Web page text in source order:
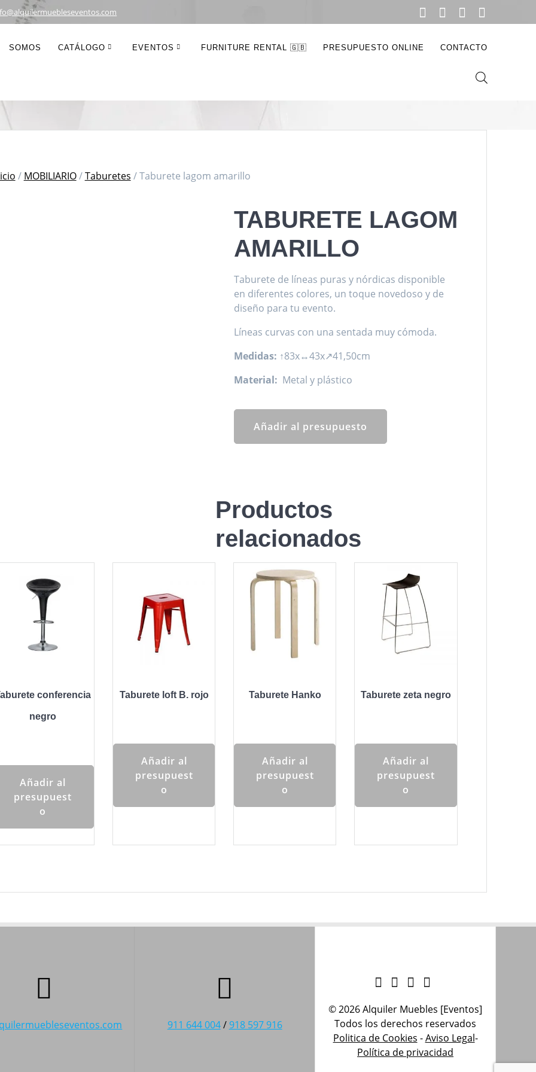
SOMOS CATÁLOGO EVENTOS FURNITURE RENTAL 🇬🇧 PRESUPUESTO ONLINE CONTACTO
lagom amarillo
/ MOBILIARIO/Taburetes / Taburete lagom amarillo
TABURETE LAGOM
AMARILLO
Taburete de líneas puras y nórdicas disponible
en diferentes colores, un toque novedoso y de
diseño para tu evento.
Líneas curvas con una sentada muy cómoda.
Medidas: ↑83x↔43x↗41,50cm
Material: Metal y plástico
Añadir al presupuesto
Productos
relacionados
conferencia
negro
Añadir al
presupuest
o
Taburete loft B. rojo
Añadir al
presupuest
o
Taburete Hanko
Añadir al
presupuest
o
Taburete zeta negro
Añadir al
presupuest
o
911 644 004/ 918 597 916
© 2026 Alquiler Muebles [Eventos]
Todos los derechos reservados
Politica de Cookies -Aviso Legal-
Política de privacidad